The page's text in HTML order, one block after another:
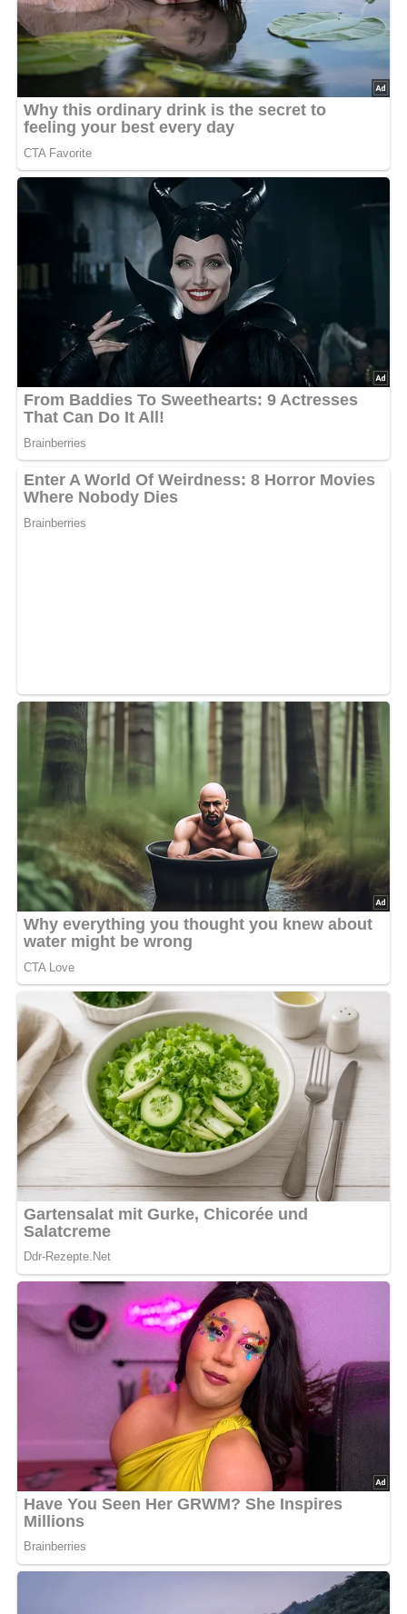
Bild für dein Pinterest-Board
Jetzt Sterne vergeben – Rezept
bewerten
5/5(9 Bewertung)